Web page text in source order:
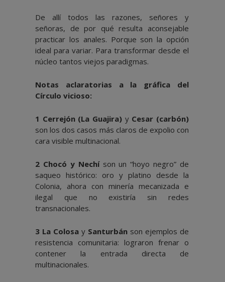
De allí todos las razones, señores y
señoras, de por qué resulta aconsejable
practicar los anales. Porque son la opción
ideal para variar. Para transformar desde el
núcleo tantos viejos paradigmas.
Notas aclaratorias a la gráfica del
Círculo vicioso:
1 Cerrejón (La Guajira) y Cesar (carbón)
son los dos casos más claros de expolio con
cara visible multinacional.
2 Chocó y Nechíson un “hoyo negro” de
saqueo histórico: oro y platino desde la
Colonia, ahora con minería mecanizada e
ilegal que no existiría sin redes
transnacionales.
3 La Colosa y Santurbán son ejemplos de
resistencia comunitaria: lograron frenar o
contener la entrada directa de
multinacionales.